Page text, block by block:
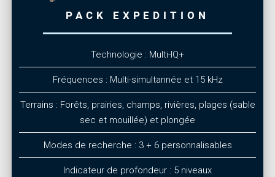
PACK EXPEDITION
Technologie : Multi-IQ+
Fréquences : Multi-simultannée et 15 kHz
Terrains : Forêts, prairies, champs, rivières, plages (sable
sec et mouillée) et plongée
Modes de recherche : 3 + 6 personnalisables
Indicateur de profondeur : 5 niveaux